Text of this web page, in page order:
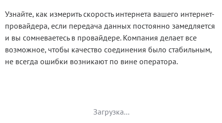
Узнайте, как измерить скорость интернета вашего интернет-
провайдера, если передача данных постоянно замедляется
и вы сомневаетесь в провайдере. Компания делает все
возможное, чтобы качество соединения было стабильным,
не всегда ошибки возникают по вине оператора.
Загрузка...